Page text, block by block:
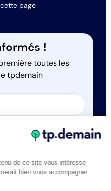
page
!
toutes les
tpdemain
utilise mes informations
de ce site vous intéresse
bien vous accompagner